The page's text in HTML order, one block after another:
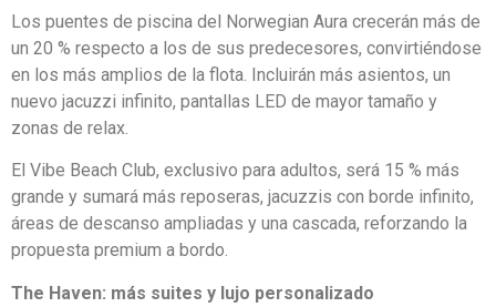
Los puentes de piscina del Norwegian Aura crecerán más de
un 20 % respecto a los de sus predecesores, convirtiéndose
en los más amplios de la flota. Incluirán más asientos, un
nuevo jacuzzi infinito, pantallas LED de mayor tamaño y
zonas de relax.
El Vibe Beach Club, exclusivo para adultos, será 15 % más
grande y sumará más reposeras, jacuzzis con borde infinito,
áreas de descanso ampliadas y una cascada, reforzando la
propuesta premium a bordo.
The Haven: más suites y lujo personalizado